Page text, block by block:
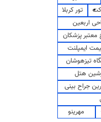
تور کربلا
اربعین
پزشکان
ایمپلنت
تیزهوشان
هتل
جراح بینی
مهرینو